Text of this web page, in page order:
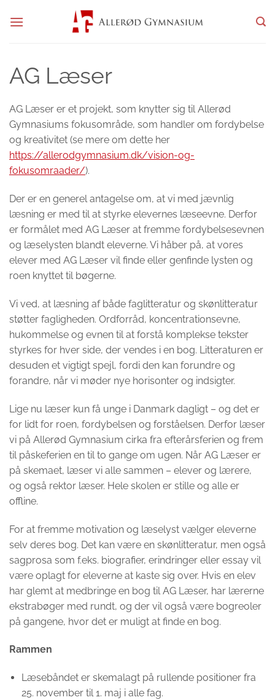
AG Læser
AG Læser er et projekt, som knytter sig til Allerød
Gymnasiums fokusområde, som handler om fordybelse
og kreativitet (se mere om dette her
https://allerodgymnasium.dk/vision-og-
fokusomraader/).
Der er en generel antagelse om, at vi med jævnlig
læsning er med til at styrke elevernes læseevne. Derfor
er formålet med AG Læser at fremme fordybelsesevnen
og læselysten blandt eleverne. Vi håber på, at vores
elever med AG Læser vil finde eller genfinde lysten og
roen knyttet til bøgerne.
Vi ved, at læsning af både faglitteratur og skønlitteratur
støtter fagligheden. Ordforråd, koncentrationsevne,
hukommelse og evnen til at forstå komplekse tekster
styrkes for hver side, der vendes i en bog. Litteraturen er
desuden et vigtigt spejl, fordi den kan forundre og
forandre, når vi møder nye horisonter og indsigter.
Lige nu læser kun få unge i Danmark dagligt – og det er
for lidt for roen, fordybelsen og forståelsen. Derfor læser
vi på Allerød Gymnasium cirka fra efterårsferien og frem
til påskeferien en til to gange om ugen. Når AG Læser er
på skemaet, læser vi alle sammen – elever og lærere,
og også rektor læser. Hele skolen er stille og alle er
offline.
For at fremme motivation og læselyst vælger eleverne
selv deres bog. Det kan være en skønlitteratur, men også
sagprosa som f.eks. biografier, erindringer eller essay vil
være oplagt for eleverne at kaste sig over. Hvis en elev
har glemt at medbringe en bog til AG Læser, har lærerne
ekstrabøger med rundt, og der vil også være bogreoler
på gangene, hvor det er muligt at finde en bog.
Rammen
Læsebåndet er skemalagt på rullende positioner fra
25. november til 1. maj i alle fag.